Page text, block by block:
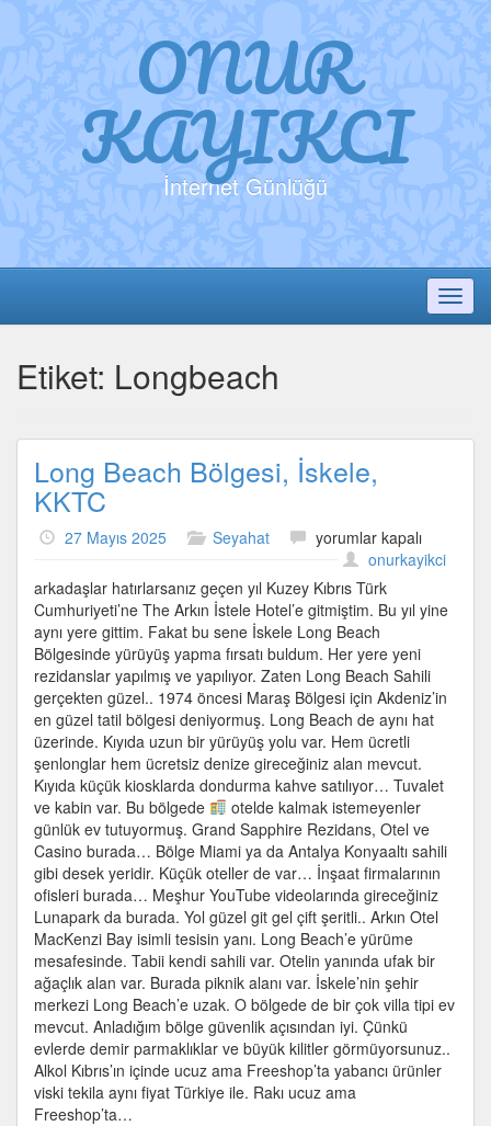
ONUR
KAYIKCI
İnternet Günlüğü
Etiket: Longbeach
Long Beach Bölgesi, İskele,
KKTC
27 Mayıs 2025 Seyahat
Long
Beach
Bölgesi,
İskele,
KKTC
için
yorumlar kapalı
onurkayikci
arkadaşlar hatırlarsanız geçen yıl Kuzey Kıbrıs Türk
Cumhuriyeti’ne The Arkın İstele Hotel’e gitmiştim. Bu yıl yine
aynı yere gittim. Fakat bu sene İskele Long Beach
Bölgesinde yürüyüş yapma fırsatı buldum. Her yere yeni
rezidanslar yapılmış ve yapılıyor. Zaten Long Beach Sahili
gerçekten güzel.. 1974 öncesi Maraş Bölgesi için Akdeniz’in
en güzel tatil bölgesi deniyormuş. Long Beach de aynı hat
üzerinde. Kıyıda uzun bir yürüyüş yolu var. Hem ücretli
şenlonglar hem ücretsiz denize gireceğiniz alan mevcut.
Kıyıda küçük kiosklarda dondurma kahve satılıyor… Tuvalet
ve kabin var. Bu bölgede
otelde kalmak istemeyenler
günlük ev tutuyormuş. Grand Sapphire Rezidans, Otel ve
Casino burada… Bölge Miami ya da Antalya Konyaaltı sahili
gibi desek yeridir. Küçük oteller de var… İnşaat firmalarının
ofisleri burada… Meşhur YouTube videolarında gireceğiniz
Lunapark da burada. Yol güzel git gel çift şeritli.. Arkın Otel
MacKenzi Bay isimli tesisin yanı. Long Beach’e yürüme
mesafesinde. Tabii kendi sahili var. Otelin yanında ufak bir
ağaçlık alan var. Burada piknik alanı var. İskele’nin şehir
merkezi Long Beach’e uzak. O bölgede de bir çok villa tipi ev
mevcut. Anladığım bölge güvenlik açısından iyi. Çünkü
evlerde demir parmaklıklar ve büyük kilitler görmüyorsunuz..
Alkol Kıbrıs’ın içinde ucuz ama Freeshop’ta yabancı ürünler
viski tekila aynı fiyat Türkiye ile. Rakı ucuz ama
Freeshop’ta…